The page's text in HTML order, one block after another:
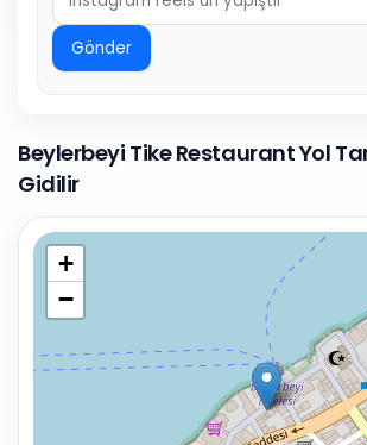
Gönder
Beylerbeyi Tike Restaurant Yol
Gidilir
+
−